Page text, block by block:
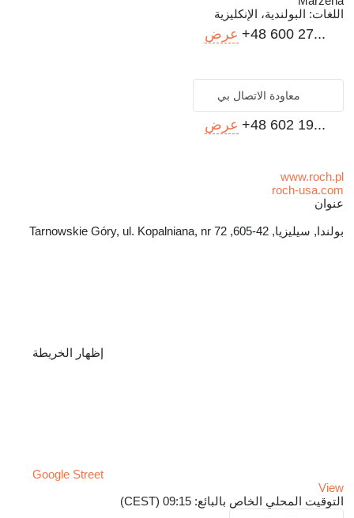
اللغات: البولندية، الإنكليزية
+48 600 27... عرض
معاودة الاتصال بي
+48 602 19... عرض
www.roch.pl
roch-usa.com
عنوان
بولندا, سيليزيا, 42-605, Tarnowskie Góry, ul. Kopalniana, nr 72
إظهار الخريطة
Google Street
View
التوقيت المحلي الخاص بالبائع: 09:15 (CEST)